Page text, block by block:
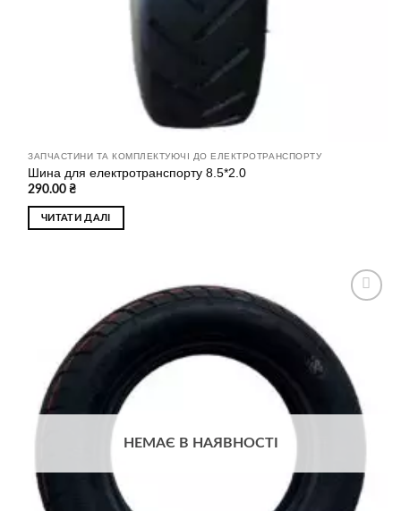
ЗАПЧАСТИНИ ТА КОМПЛЕКТУЮЧІ ДО ЕЛЕКТРОТРАНСПОРТУ
Шина для електротранспорту 8.5*2.0
290.00₴
ЧИТАТИ ДАЛІ
НЕМАЄ В НАЯВНОСТІ